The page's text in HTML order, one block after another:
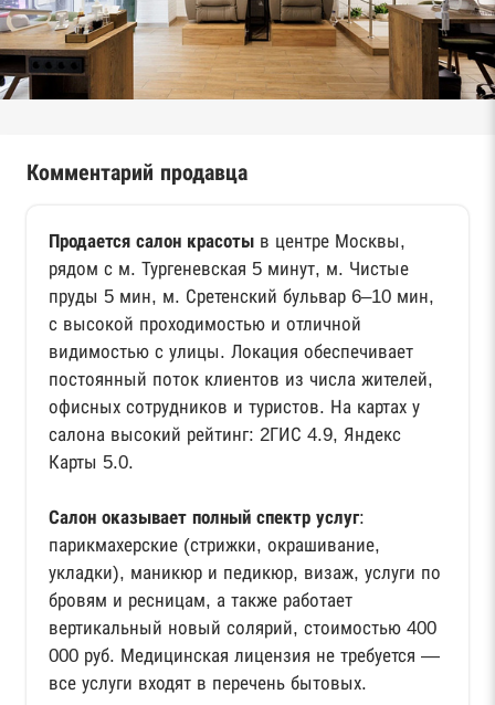
Комментарий продавца
Продается салон красоты в центре Москвы,
рядом с м. Тургеневская 5 минут, м. Чистые
пруды 5 мин, м. Сретенский бульвар 6–10 мин,
с высокой проходимостью и отличной
видимостью с улицы. Локация обеспечивает
постоянный поток клиентов из числа жителей,
офисных сотрудников и туристов. На картах у
салона высокий рейтинг: 2ГИС 4.9, Яндекс
Карты 5.0.
Салон оказывает полный спектр услуг:
парикмахерские (стрижки, окрашивание,
укладки), маникюр и педикюр, визаж, услуги по
бровям и ресницам, а также работает
вертикальный новый солярий, стоимостью 400
000 руб. Медицинская лицензия не требуется —
все услуги входят в перечень бытовых.